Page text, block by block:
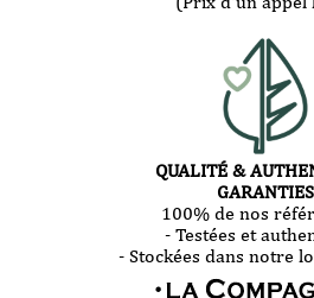
QUALITÉ &
GARANTIES
100% de nos
- Testées et
- Stockées dans notre